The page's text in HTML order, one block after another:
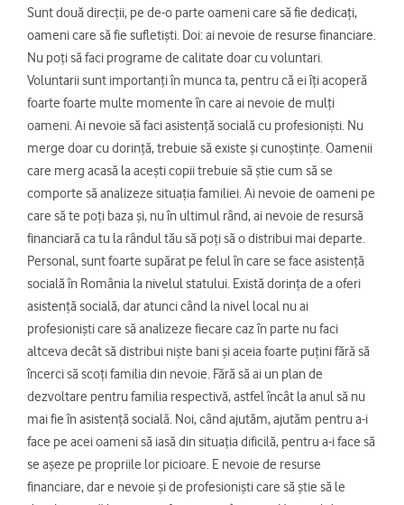
Sunt două direcții, pe de-o parte oameni care să fie dedicați,
oameni care să fie sufletiști. Doi: ai nevoie de resurse financiare.
Nu poți să faci programe de calitate doar cu voluntari.
Voluntarii sunt importanți în munca ta, pentru că ei îți acoperă
foarte foarte multe momente în care ai nevoie de mulți
oameni. Ai nevoie să faci asistență socială cu profesioniști. Nu
merge doar cu dorință, trebuie să existe și cunoștințe. Oamenii
care merg acasă la acești copii trebuie să știe cum să se
comporte să analizeze situația familiei. Ai nevoie de oameni pe
care să te poți baza și, nu în ultimul rând, ai nevoie de resursă
financiară ca tu la rândul tău să poți să o distribui mai departe.
Personal, sunt foarte supărat pe felul în care se face asistență
socială în România la nivelul statului. Există dorința de a oferi
asistență socială, dar atunci când la nivel local nu ai
profesioniști care să analizeze fiecare caz în parte nu faci
altceva decât să distribui niște bani și aceia foarte puțini fără să
încerci să scoți familia din nevoie. Fără să ai un plan de
dezvoltare pentru familia respectivă, astfel încât la anul să nu
mai fie în asistență socială. Noi, când ajutăm, ajutăm pentru a-i
face pe acei oameni să iasă din situația dificilă, pentru a-i face să
se așeze pe propriile lor picioare. E nevoie de resurse
financiare, dar e nevoie și de profesioniști care să știe să le